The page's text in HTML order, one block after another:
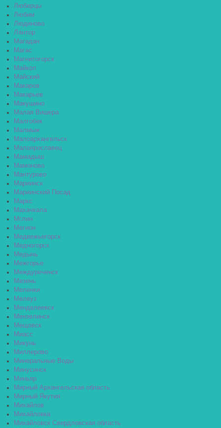
Люберцы
Любим
Людиново
Лянтор
Магадан
Магас
Магнитогорск
Майкоп
Майский
Макаров
Макарьев
Макушино
Малая Вишера
Малгобек
Малмыж
Малоархангельск
Малоярославец
Мамадыш
Мамоново
Мантурово
Мариинск
Мариинский Посад
Маркс
Махачкала
Мглин
Мегион
Медвежьегорск
Медногорск
Медынь
Межгорье
Междуреченск
Мезень
Меленки
Мелеуз
Менделеевск
Мензелинск
Мещовск
Миасс
Микунь
Миллерово
Минеральные Воды
Минусинск
Миньяр
Мирный Архангельская область
Мирный Якутия
Михайлов
Михайловка
Михайловск Свердловская область